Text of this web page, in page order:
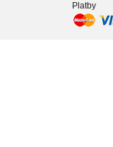
Platby